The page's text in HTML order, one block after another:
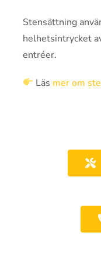
Stensättning
helhetsintrycket
entréer.
Läs mer om